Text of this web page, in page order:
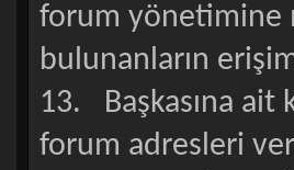
forum yönetimine
bulunanların
13. Başkasına ait
forum adresleri